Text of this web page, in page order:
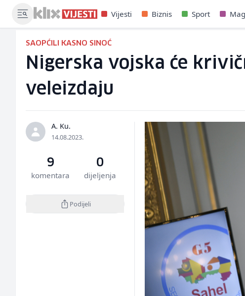
Vijesti Biznis Sport
SAOPĆILI KASNO SINOĆ
Nigerska vojska će
veleizdaju
A. Ku.
14.08.2023.
9
komentara
0
dijeljenja
Podijeli